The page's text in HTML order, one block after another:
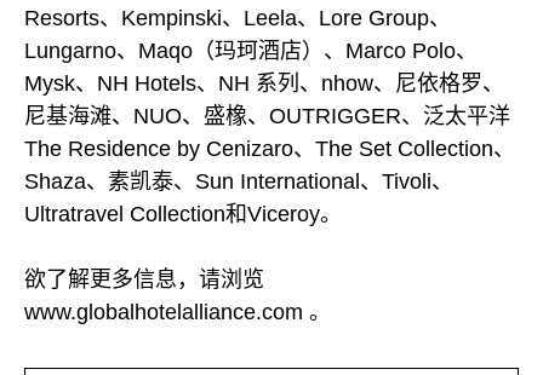
Resorts、Kempinski、Leela、Lore Group、
Lungarno、Maqo（玛珂酒店）、Marco Polo、
Mysk、NH Hotels、NH 系列、nhow、尼依格罗、
尼基海滩、NUO、盛橡、OUTRIGGER、泛太平洋
The Residence by Cenizaro、The Set Collection、
Shaza、素凯泰、Sun International、Tivoli、
Ultratravel Collection和Viceroy。
欲了解更多信息，请浏览
www.globalhotelalliance.com 。